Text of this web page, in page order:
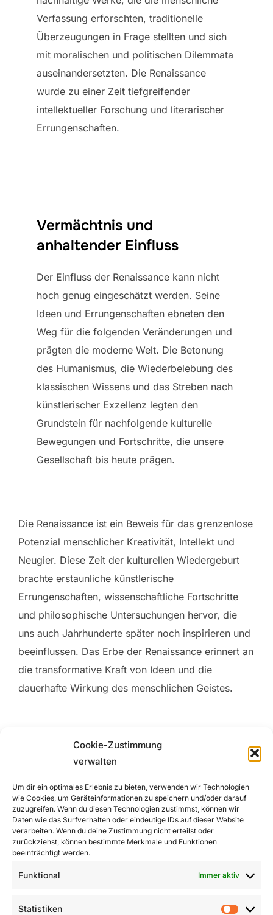
Cookie-Zustimmung
verwalten
Um dir ein optimales Erlebnis zu bieten, verwenden wir Technologien
wie Cookies, um Geräteinformationen zu speichern und/oder darauf
zuzugreifen. Wenn du diesen Technologien zustimmst, können wir
Daten wie das Surfverhalten oder eindeutige IDs auf dieser Website
verarbeiten. Wenn du deine Zustimmung nicht erteilst oder
zurückziehst, können bestimmte Merkmale und Funktionen
beeinträchtigt werden.
Funktional Immer aktiv
Statistiken
Verfassung erforschten, traditionelle
Überzeugungen in Frage stellten und sich
mit moralischen und politischen Dilemmata
auseinandersetzten. Die Renaissance
wurde zu einer Zeit tiefgreifender
intellektueller Forschung und literarischer
Errungenschaften.
Vermächtnis und
anhaltender Einfluss
Der Einfluss der Renaissance kann nicht
hoch genug eingeschätzt werden. Seine
Ideen und Errungenschaften ebneten den
Weg für die folgenden Veränderungen und
prägten die moderne Welt. Die Betonung
des Humanismus, die Wiederbelebung des
klassischen Wissens und das Streben nach
künstlerischer Exzellenz legten den
Grundstein für nachfolgende kulturelle
Bewegungen und Fortschritte, die unsere
Gesellschaft bis heute prägen.
Die Renaissance ist ein Beweis für das grenzenlose
Potenzial menschlicher Kreativität, Intellekt und
Neugier. Diese Zeit der kulturellen Wiedergeburt
brachte erstaunliche künstlerische
Errungenschaften, wissenschaftliche Fortschritte
und philosophische Untersuchungen hervor, die
uns auch Jahrhunderte später noch inspirieren und
beeinflussen. Das Erbe der Renaissance erinnert an
die transformative Kraft von Ideen und die
dauerhafte Wirkung des menschlichen Geistes.
Beitragsnavigation
Previous
Previous
Barbara Hepworth: Bildende
Harmonie und das Wesen der